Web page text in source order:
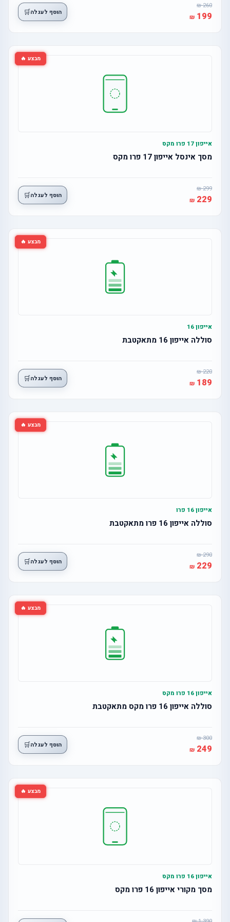
260
199 הוסף לעגלה🛒
מבצע 🔥
אייפון 17 פרו מקס
מסך אינסל אייפון 17 פרו מקס
299
229 הוסף לעגלה🛒
מבצע 🔥
אייפון 16
סוללה אייפון 16 מתאקטבת
220
189 הוסף לעגלה🛒
מבצע 🔥
אייפון 16 פרו
סוללה אייפון 16 פרו מתאקטבת
290
229 הוסף לעגלה🛒
מבצע 🔥
אייפון 16 פרו מקס
סוללה אייפון 16 פרו מקס מתאקטבת
300
249 הוסף לעגלה🛒
מבצע 🔥
אייפון 16 פרו מקס
מסך מקורי אייפון 16 פרו מקס